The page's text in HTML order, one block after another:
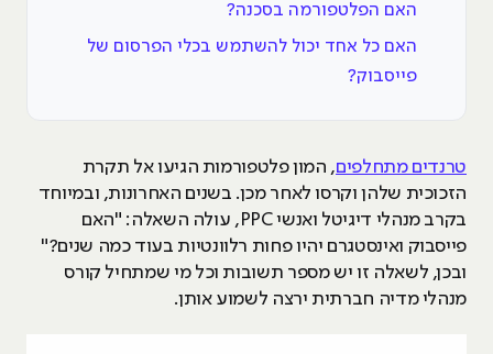
האם הפלטפורמה בסכנה?
האם כל אחד יכול להשתמש בכלי הפרסום של
פייסבוק?
טרנדים מתחלפים, המון פלטפורמות הגיעו אל תקרת
הזכוכית שלהן וקרסו לאחר מכן. בשנים האחרונות, ובמיוחד
בקרב מנהלי דיגיטל ואנשי PPC, עולה השאלה: "האם
פייסבוק ואינסטגרם יהיו פחות רלוונטיות בעוד כמה שנים?"
ובכן, לשאלה זו יש מספר תשובות וכל מי שמתחיל קורס
מנהלי מדיה חברתית ירצה לשמוע אותן.